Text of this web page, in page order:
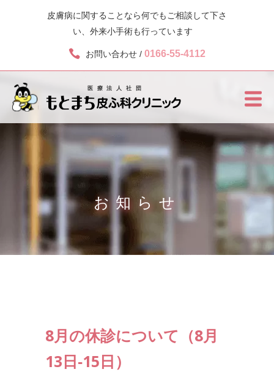
皮膚病に関することなら何でもご相談して下さ
い、外来小手術も行っています
お問い合わせ /0166-55-4112
お知らせ
8月の休診について（8月
13日‐15日）